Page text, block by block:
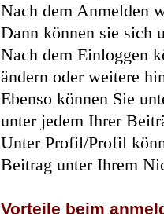
Nach dem Anmelden
Dann können sie sich
Nach dem Einloggen
ändern oder weitere
Ebenso können Sie
unter jedem Ihrer
Unter Profil/Profil
Beitrag unter Ihrem
Vorteile beim